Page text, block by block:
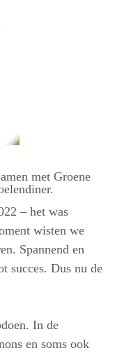
met Groene
– het was
wisten we
Spannend en
succes. Dus nu de
In de
en soms ook